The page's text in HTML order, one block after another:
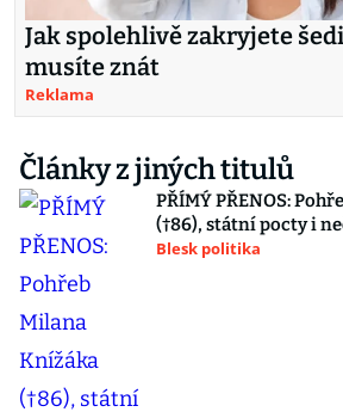
Jak spolehlivě zakryjete
musíte znát
Reklama
Články z jiných titulů
PŘÍMÝ PŘENOS:
(†86), státní pocty i
Blesk politika